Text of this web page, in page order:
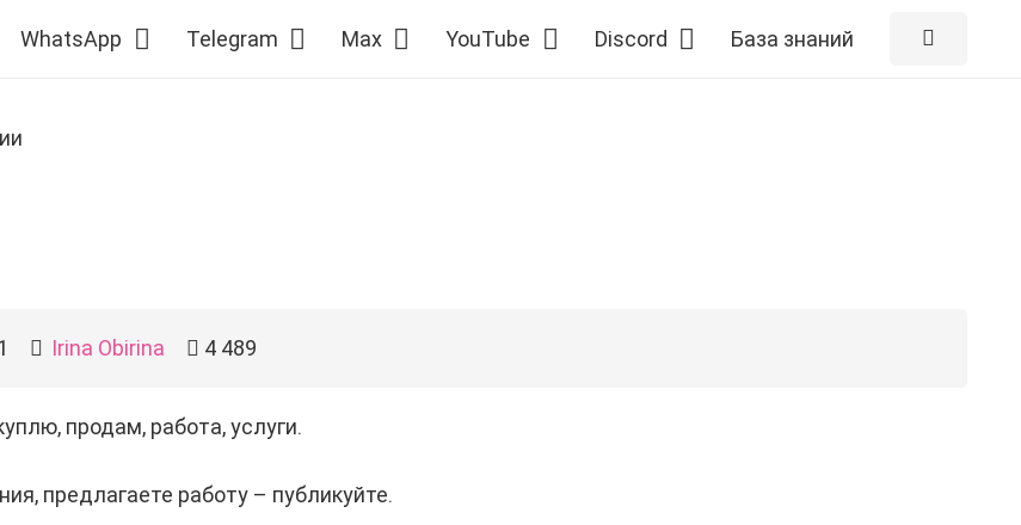
WhatsApp Telegram Max YouTube Discord База знаний
Irina Obirina 4 489
продам, работа, услуги.
предлагаете работу – публикуйте.